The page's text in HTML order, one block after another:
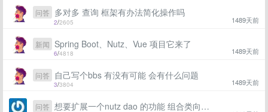
2/2605 1489天前
问答 多对多 查询 框架有办法简化操作吗
6/4818 1489天前
新闻 Spring Boot、Nutz、Vue 项目它来了
3/3804 1489天前
问答 自己写个bbs 有没有可能 会有什么问题
问答 想要扩展一个nutz dao 的功能 组合类向下 扫描